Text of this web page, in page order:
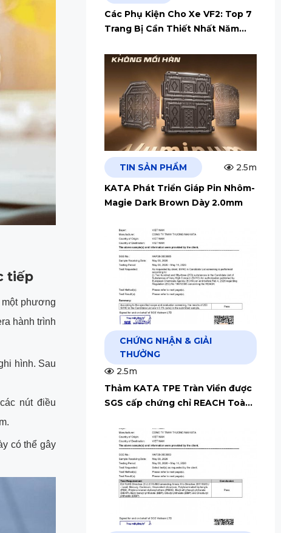
tiếp
phương
hành trình
hình. Sau
nút điều
có thể gây
Các Phụ Kiện Cho Xe VF2: Top 7
Trang Bị Cần Thiết Nhất Năm
TIN SẢN PHẨM
2.5m
KATA Phát Triển Giáp Pin Nhôm-
Magie Dark Brown Dày 2.0mm
CHỨNG NHẬN & GIẢI
THƯỞNG
2.5m
Thảm KATA TPE Tràn Viền được
SGS cấp chứng chỉ REACH Toàn